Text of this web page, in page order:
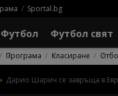
Sportal.bg
Футбол свят
Програма Класиране
Дарио Шарич се завръща в